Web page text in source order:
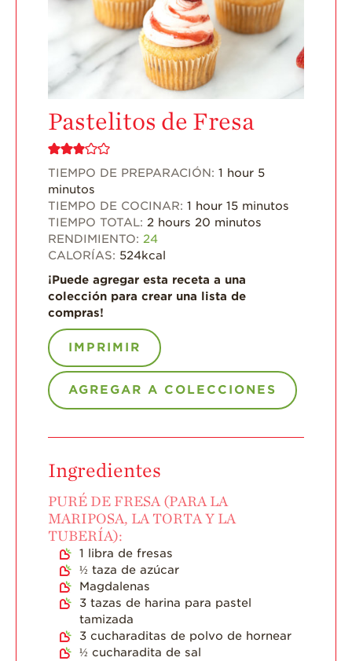
Desayuno
Platillo Principal
Historias de
Fresa
Fresas y COVID-19
Pastelitos de Fresa
TIEMPO DE PREPARACIÓN: 1 hour 5
minutos
TIEMPO DE COCINAR: 1 hour 15 minutos
TIEMPO TOTAL: 2 hours 20 minutos
RENDIMIENTO: 24
CALORÍAS: 524kcal
¡Puede agregar esta receta a una
colección para crear una lista de
compras!
IMPRIMIR
AGREGAR A COLECCIONES
Ingredientes
PURÉ DE FRESA (PARA LA
MARIPOSA, LA TORTA Y LA
TUBERÍA):
1
libra de fresas
½ taza de azúcar
Magdalenas
3 tazas de harina para pastel
tamizada
3 cucharaditas de polvo de hornear
½ cucharadita de sal